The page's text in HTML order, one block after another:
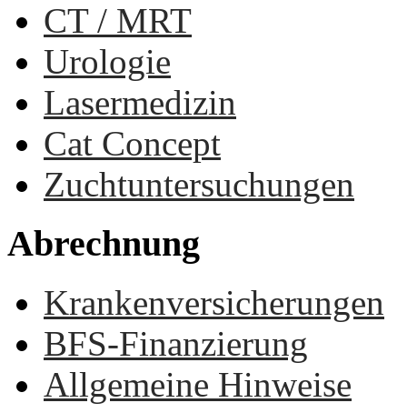
CT / MRT
Urologie
Lasermedizin
Cat Concept
Zuchtuntersuchungen
Abrechnung
Krankenversicherungen
BFS-Finanzierung
Allgemeine Hinweise